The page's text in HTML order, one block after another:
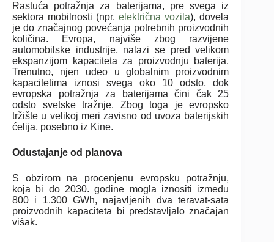
Rastuća potražnja za baterijama, pre svega iz
sektora mobilnosti (npr.električna vozila), dovela
je do značajnog povećanja potrebnih proizvodnih
količina. Evropa, najviše zbog razvijene
automobilske industrije, nalazi se pred velikom
ekspanzijom kapaciteta za proizvodnju baterija.
Trenutno, njen udeo u globalnim proizvodnim
kapacitetima iznosi svega oko 10 odsto, dok
evropska potražnja za baterijama čini čak 25
odsto svetske tražnje. Zbog toga je evropsko
tržište u velikoj meri zavisno od uvoza baterijskih
ćelija, posebno iz Kine.
Odustajanje od planova
S obzirom na procenjenu evropsku potražnju,
koja bi do 2030. godine mogla iznositi između
800 i 1.300 GWh, najavljenih dva teravat-sata
proizvodnih kapaciteta bi predstavljalo značajan
višak.